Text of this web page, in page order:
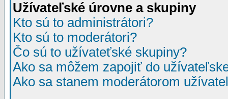
Užívateľské úrovne a skupiny
Kto sú to administrátori?
Kto sú to moderátori?
Čo sú to užívateťské skupiny?
Ako sa môžem zapojiť do
Ako sa stanem moderátorom